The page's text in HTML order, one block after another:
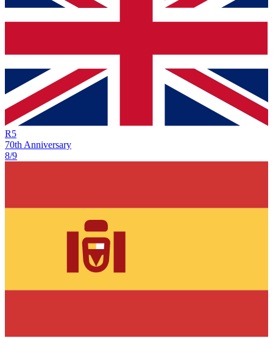
R5
70th Anniversary
8/9